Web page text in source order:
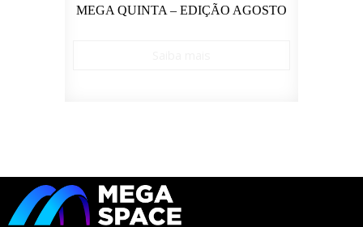
MEGA QUINTA – EDIÇÃO AGOSTO